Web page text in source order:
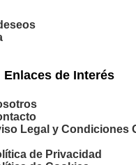
Enlaces de Interés
Legal y Condiciones
de Privacidad